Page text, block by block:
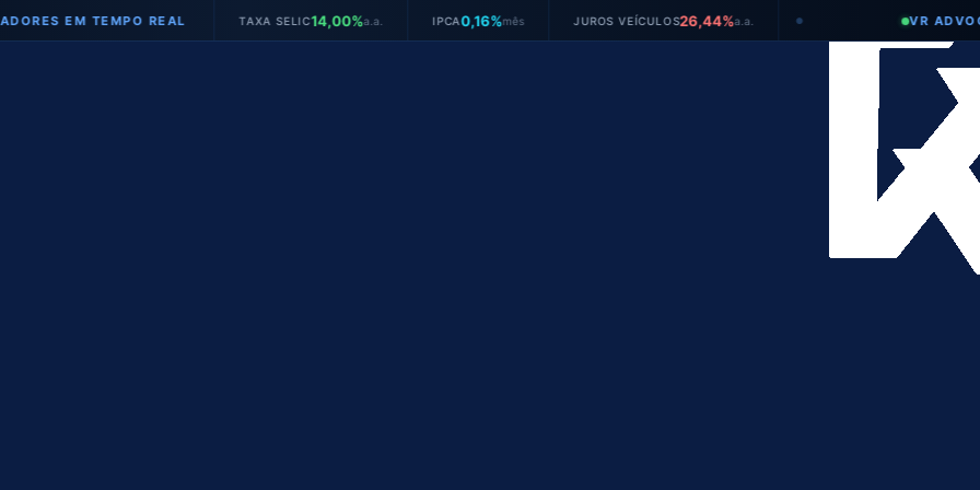
EM TEMPO REAL TAXA SELIC14,00%a.a. IPCA 0,16%mês JUROS VEÍCULOS26,44%a.a. ● VR ADVOGADOS